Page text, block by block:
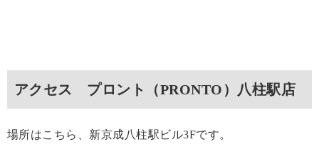
アクセス プロント（PRONTO）八柱駅店
場所はこちら、新京成八柱駅ビル3Fです。